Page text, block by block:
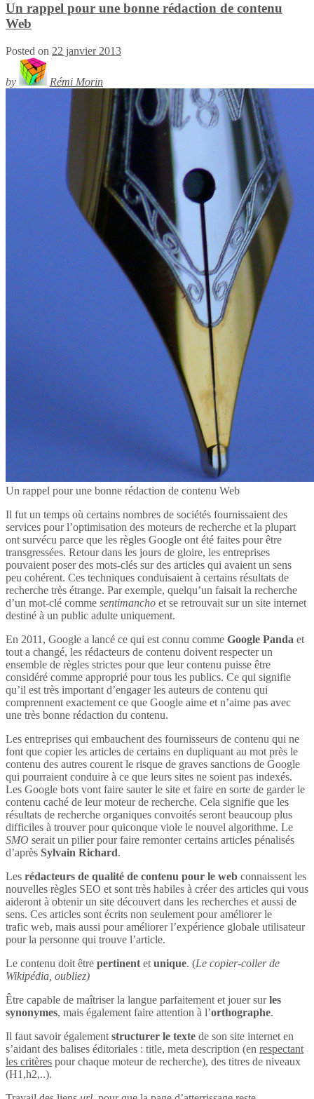
Un rappel pour une bonne rédaction de contenu
Web
Posted on 22 janvier 2013
by Rémi Morin
Un rappel pour une bonne rédaction de contenu Web
Il fut un temps où certains nombres de sociétés fournissaient des
services pour l’optimisation des moteurs de recherche et la plupart
ont survécu parce que les règles Google ont été faites pour être
transgressées. Retour dans les jours de gloire, les entreprises
pouvaient poser des mots-clés sur des articles qui avaient un sens
peu cohérent. Ces techniques conduisaient à certains résultats de
recherche très étrange. Par exemple, quelqu’un faisait la recherche
d’un mot-clé comme sentimancho et se retrouvait sur un site internet
destiné à un public adulte uniquement.
En 2011, Google a lancé ce qui est connu comme Google Panda et
tout a changé, les rédacteurs de contenu doivent respecter un
ensemble de règles strictes pour que leur contenu puisse être
considéré comme approprié pour tous les publics. Ce qui signifie
qu’il est très important d’engager les auteurs de contenu qui
comprennent exactement ce que Google aime et n’aime pas avec
une très bonne rédaction du contenu.
Les entreprises qui embauchent des fournisseurs de contenu qui ne
font que copier les articles de certains en dupliquant au mot près le
contenu des autres courent le risque de graves sanctions de Google
qui pourraient conduire à ce que leurs sites ne soient pas indexés.
Les Google bots vont faire sauter le site et faire en sorte de garder le
contenu caché de leur moteur de recherche. Cela signifie que les
résultats de recherche organiques convoités seront beaucoup plus
difficiles à trouver pour quiconque viole le nouvel algorithme. Le
SMO serait un pilier pour faire remonter certains articles pénalisés
d’après Sylvain Richard.
Les rédacteurs de qualité de contenu pour le web connaissent les
nouvelles règles SEO et sont très habiles à créer des articles qui vous
aideront à obtenir un site découvert dans les recherches et aussi de
sens. Ces articles sont écrits non seulement pour améliorer le
trafic web, mais aussi pour améliorer l’expérience globale utilisateur
pour la personne qui trouve l’article.
Le contenu doit être pertinent et unique. (Le copier-coller de
Wikipédia, oubliez)
Être capable de maîtriser la langue parfaitement et jouer surles
synonymes, mais également faire attention à l’orthographe.
Il faut savoir également structurer le texte de son site internet en
s’aidant des balises éditoriales : title, meta description (en respectant
les critères pour chaque moteur de recherche), des titres de niveaux
(H1,h2,..).